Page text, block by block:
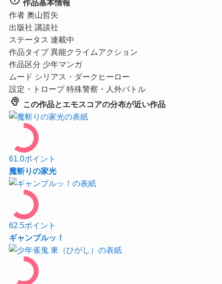
作品基本情報
作者 奧山哲矢
出版社 講談社
ステータス 連載中
作品タイプ 異能クライムアクション
作品区分 少年マンガ
ムード シリアス・ダークヒーロー
設定・トロープ 特殊警察・人外バトル
psychology この作品とエモスコアの分布が近い作品
61.0ポイント
魔斬りの家光
62.5ポイント
ギャンブルッ！